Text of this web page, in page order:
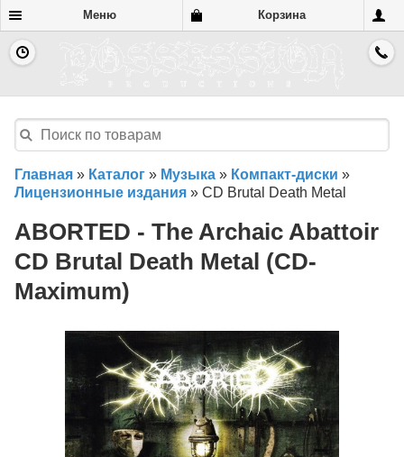
Меню Корзина
Главная » Каталог » Музыка » Компакт-диски »
Лицензионные издания » CD Brutal Death Metal
ABORTED - The Archaic Abattoir
CD Brutal Death Metal (CD-
Maximum)